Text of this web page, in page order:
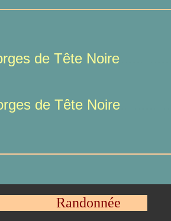
de Tête Noire
de Tête Noire..
Randonnée